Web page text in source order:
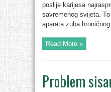
poslije karijesa
savremenog svijeta.
aparata zuba hroničnog
Read More »
Problem